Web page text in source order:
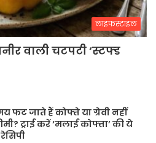
लाइफस्टाइल
वाली चटपटी ‘स्टफ्ड
फट जाते हैं कोफ्ते या ग्रेवी नहीं
ट्राई करें ‘मलाई कोफ्ता’ की ये